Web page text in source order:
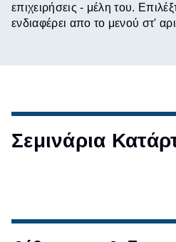
επιχειρήσεις - μέλη του.
ενδιαφέρει απο το μενού στ'
Σεμινάρια